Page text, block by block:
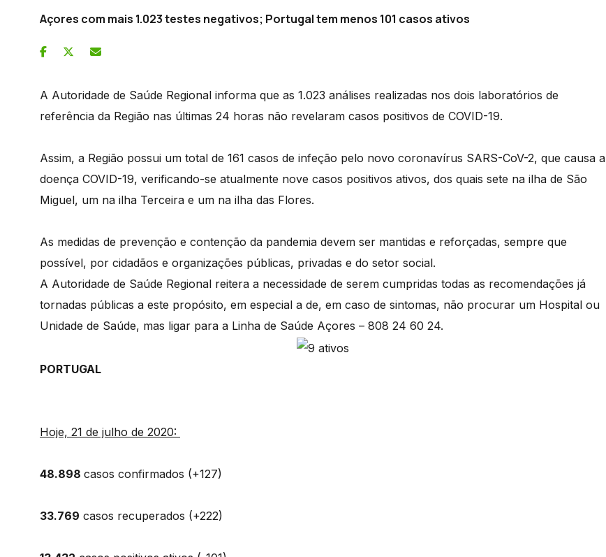
Açores com mais 1.023 testes negativos; Portugal tem menos 101 casos ativos
A Autoridade de Saúde Regional informa que as 1.023 análises realizadas nos dois laboratórios de
referência da Região nas últimas 24 horas não revelaram casos positivos de COVID-19.
Assim, a Região possui um total de 161 casos de infeção pelo novo coronavírus SARS-CoV-2, que causa a
doença COVID-19, verificando-se atualmente nove casos positivos ativos, dos quais sete na ilha de São
Miguel, um na ilha Terceira e um na ilha das Flores.
As medidas de prevenção e contenção da pandemia devem ser mantidas e reforçadas, sempre que
possível, por cidadãos e organizações públicas, privadas e do setor social.
A Autoridade de Saúde Regional reitera a necessidade de serem cumpridas todas as recomendações já
tornadas públicas a este propósito, em especial a de, em caso de sintomas, não procurar um Hospital ou
Unidade de Saúde, mas ligar para a Linha de Saúde Açores – 808 24 60 24.
PORTUGAL
Hoje, 21 de julho de 2020:
48.898 casos confirmados (+127)
33.769 casos recuperados (+222)